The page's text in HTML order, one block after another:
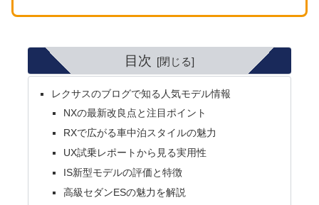
目次
レクサスのブログで知る人気モデル情報
NXの最新改良点と注目ポイント
RXで広がる車中泊スタイルの魅力
UX試乗レポートから見る実用性
IS新型モデルの評価と特徴
高級セダンESの魅力を解説